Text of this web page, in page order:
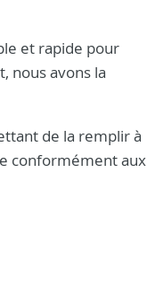
et rapide pour
nous avons la
de la remplir à
conformément aux